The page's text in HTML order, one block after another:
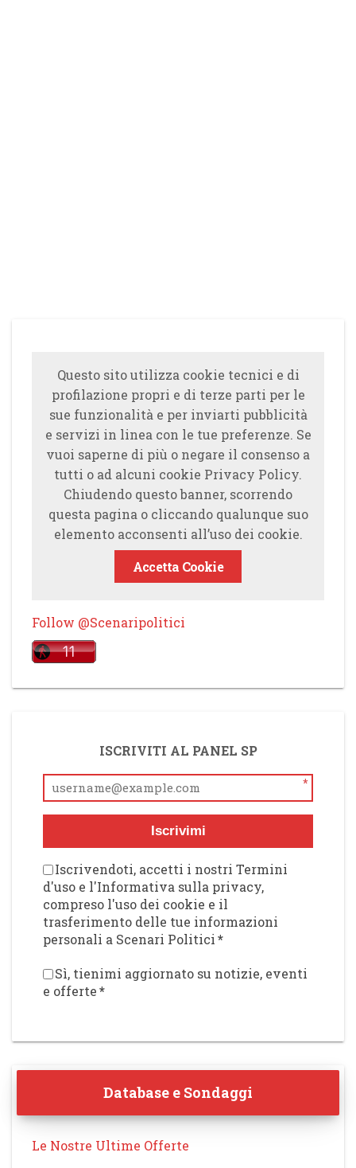
Questo sito utilizza cookie tecnici e di
profilazione propri e di terze parti per le
sue funzionalità e per inviarti pubblicità
e servizi in linea con le tue preferenze. Se
vuoi saperne di più o negare il consenso a
tutti o ad alcuni cookie Privacy Policy.
Chiudendo questo banner, scorrendo
questa pagina o cliccando qualunque suo
elemento acconsenti all’uso dei cookie.
Accetta Cookie
Follow @Scenaripolitici
ISCRIVITI AL PANEL SP
*
Iscrivimi
Iscrivendoti, accetti i nostri Termini
d'uso e l'Informativa sulla privacy,
compreso l'uso dei cookie e il
trasferimento delle tue informazioni
personali a Scenari Politici*
Sì, tienimi aggiornato su notizie, eventi
e offerte*
Database e Sondaggi
Le Nostre Ultime Offerte